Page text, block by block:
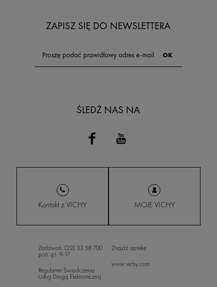
ZAPISZ SIĘ DO NEWSLETTERA
ŚLEDŹ NAS NA
Kontakt z VICHY MOJE VICHY
Zadzwoń: (22) 33 58 700
pon.-pt. 9-17
Regulamin Świadczenia
Usług Drogą Elektroniczną
Znajdź aptekę
www.vichy.com